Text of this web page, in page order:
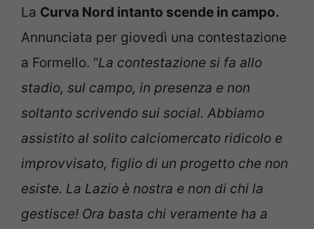
La Curva Nord intanto scende in campo.
Annunciata per giovedì una contestazione
a Formello. “La contestazione si fa allo
stadio, sul campo, in presenza e non
soltanto scrivendo sui social. Abbiamo
assistito al solito calciomercato ridicolo e
improvvisato, figlio di un progetto che non
esiste. La Lazio è nostra e non di chi la
gestisce! Ora basta chi veramente ha a